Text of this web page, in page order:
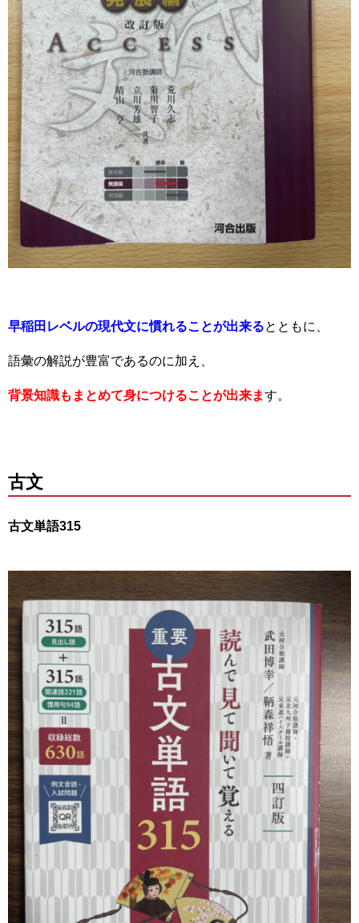
早稲田レベルの現代文に慣れることが出来るとともに、
語彙の解説が豊富であるのに加え、
背景知識もまとめて身につけることが出来ます。
古文
古文単語315